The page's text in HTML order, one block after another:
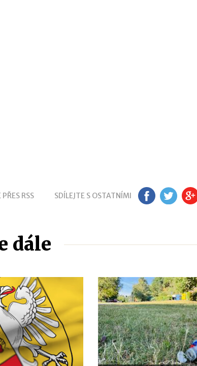
RSS SDÍLEJTE S OSTATNÍMI FB TW GP
dále